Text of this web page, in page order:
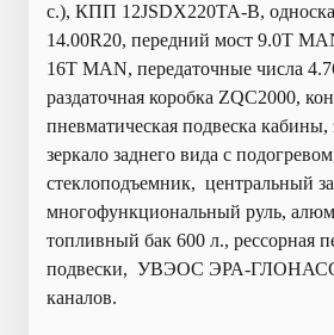
с.), КПП 12JSDX220TA-B,
14.00R20, передний мост 9.0T
16T MAN, передаточные числа
раздаточная коробка ZQC2000,
пневматическая подвеска кабины,
зеркало заднего вида с
стеклоподъемник, центральный
многофункциональный руль,
топливный бак 600 л., рессорная
подвески, УВЭОС ЭРА-
каналов.